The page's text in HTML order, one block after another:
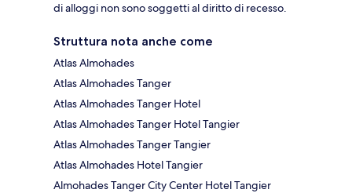
di alloggi non sono soggetti al diritto di recesso.
Struttura nota anche come
Atlas Almohades
Atlas Almohades Tanger
Atlas Almohades Tanger Hotel
Atlas Almohades Tanger Hotel Tangier
Atlas Almohades Tanger Tangier
Atlas Almohades Hotel Tangier
Almohades Tanger City Center Hotel Tangier